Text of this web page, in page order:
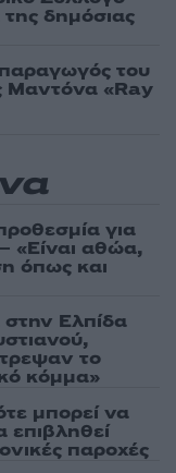
δημόσιας
του
Μαντόνα «Ray
για
«Είναι αθώα,
όπως και
Ελπίδα
το
κόμμα»
μπορεί να
παροχές